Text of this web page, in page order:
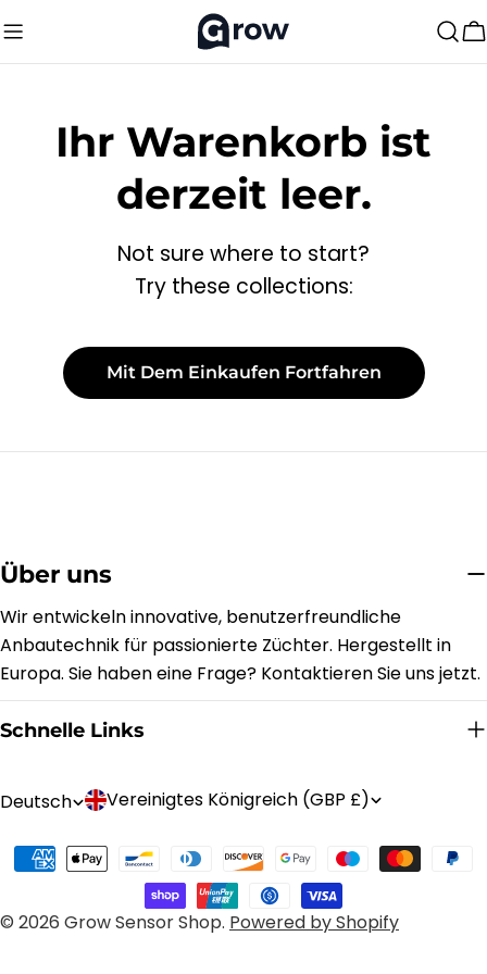
Inhalt
springen
Ihr Warenkorb ist
derzeit leer.
Not sure where to start?
Try these collections:
Mit Dem Einkaufen Fortfahren
Über uns
Wir entwickeln innovative, benutzerfreundliche
Anbautechnik für passionierte Züchter. Hergestellt in
Europa. Sie haben eine Frage? Kontaktieren Sie uns jetzt.
Schnelle Links
S
p
a
Deutsch L
n
Vereinigtes Königreich (GBP £)
© 2026 Grow Sensor Shop. Powered by Shopify
Zahlungsarten